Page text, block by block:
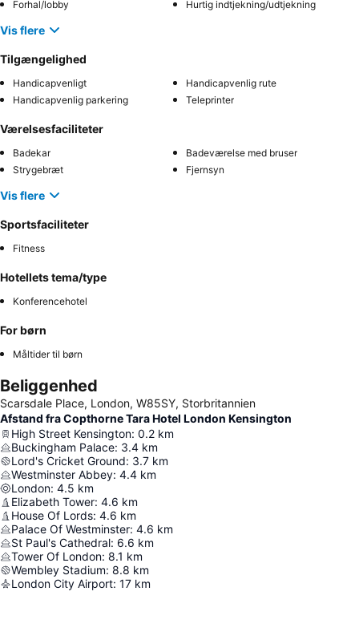
Forhal/lobby Hurtig indtjekning/udtjekning
Vis flere
Tilgængelighed
Handicapvenligt
Handicapvenlig rute
Handicapvenlig parkering
Teleprinter
Værelsesfaciliteter
Badekar
Badeværelse med bruser
Strygebræt
Fjernsyn
Vis flere
Sportsfaciliteter
Fitness
Hotellets tema/type
Konferencehotel
For børn
Måltider til børn
Beliggenhed
Scarsdale Place, London, W85SY, Storbritannien
Afstand fra Copthorne Tara Hotel London Kensington
High Street Kensington: 0.2 km
Buckingham Palace: 3.4 km
Lord's Cricket Ground: 3.7 km
Westminster Abbey: 4.4 km
London: 4.5 km
Elizabeth Tower: 4.6 km
House Of Lords: 4.6 km
Palace Of Westminster: 4.6 km
St Paul's Cathedral: 6.6 km
Tower Of London: 8.1 km
Wembley Stadium: 8.8 km
London City Airport: 17 km